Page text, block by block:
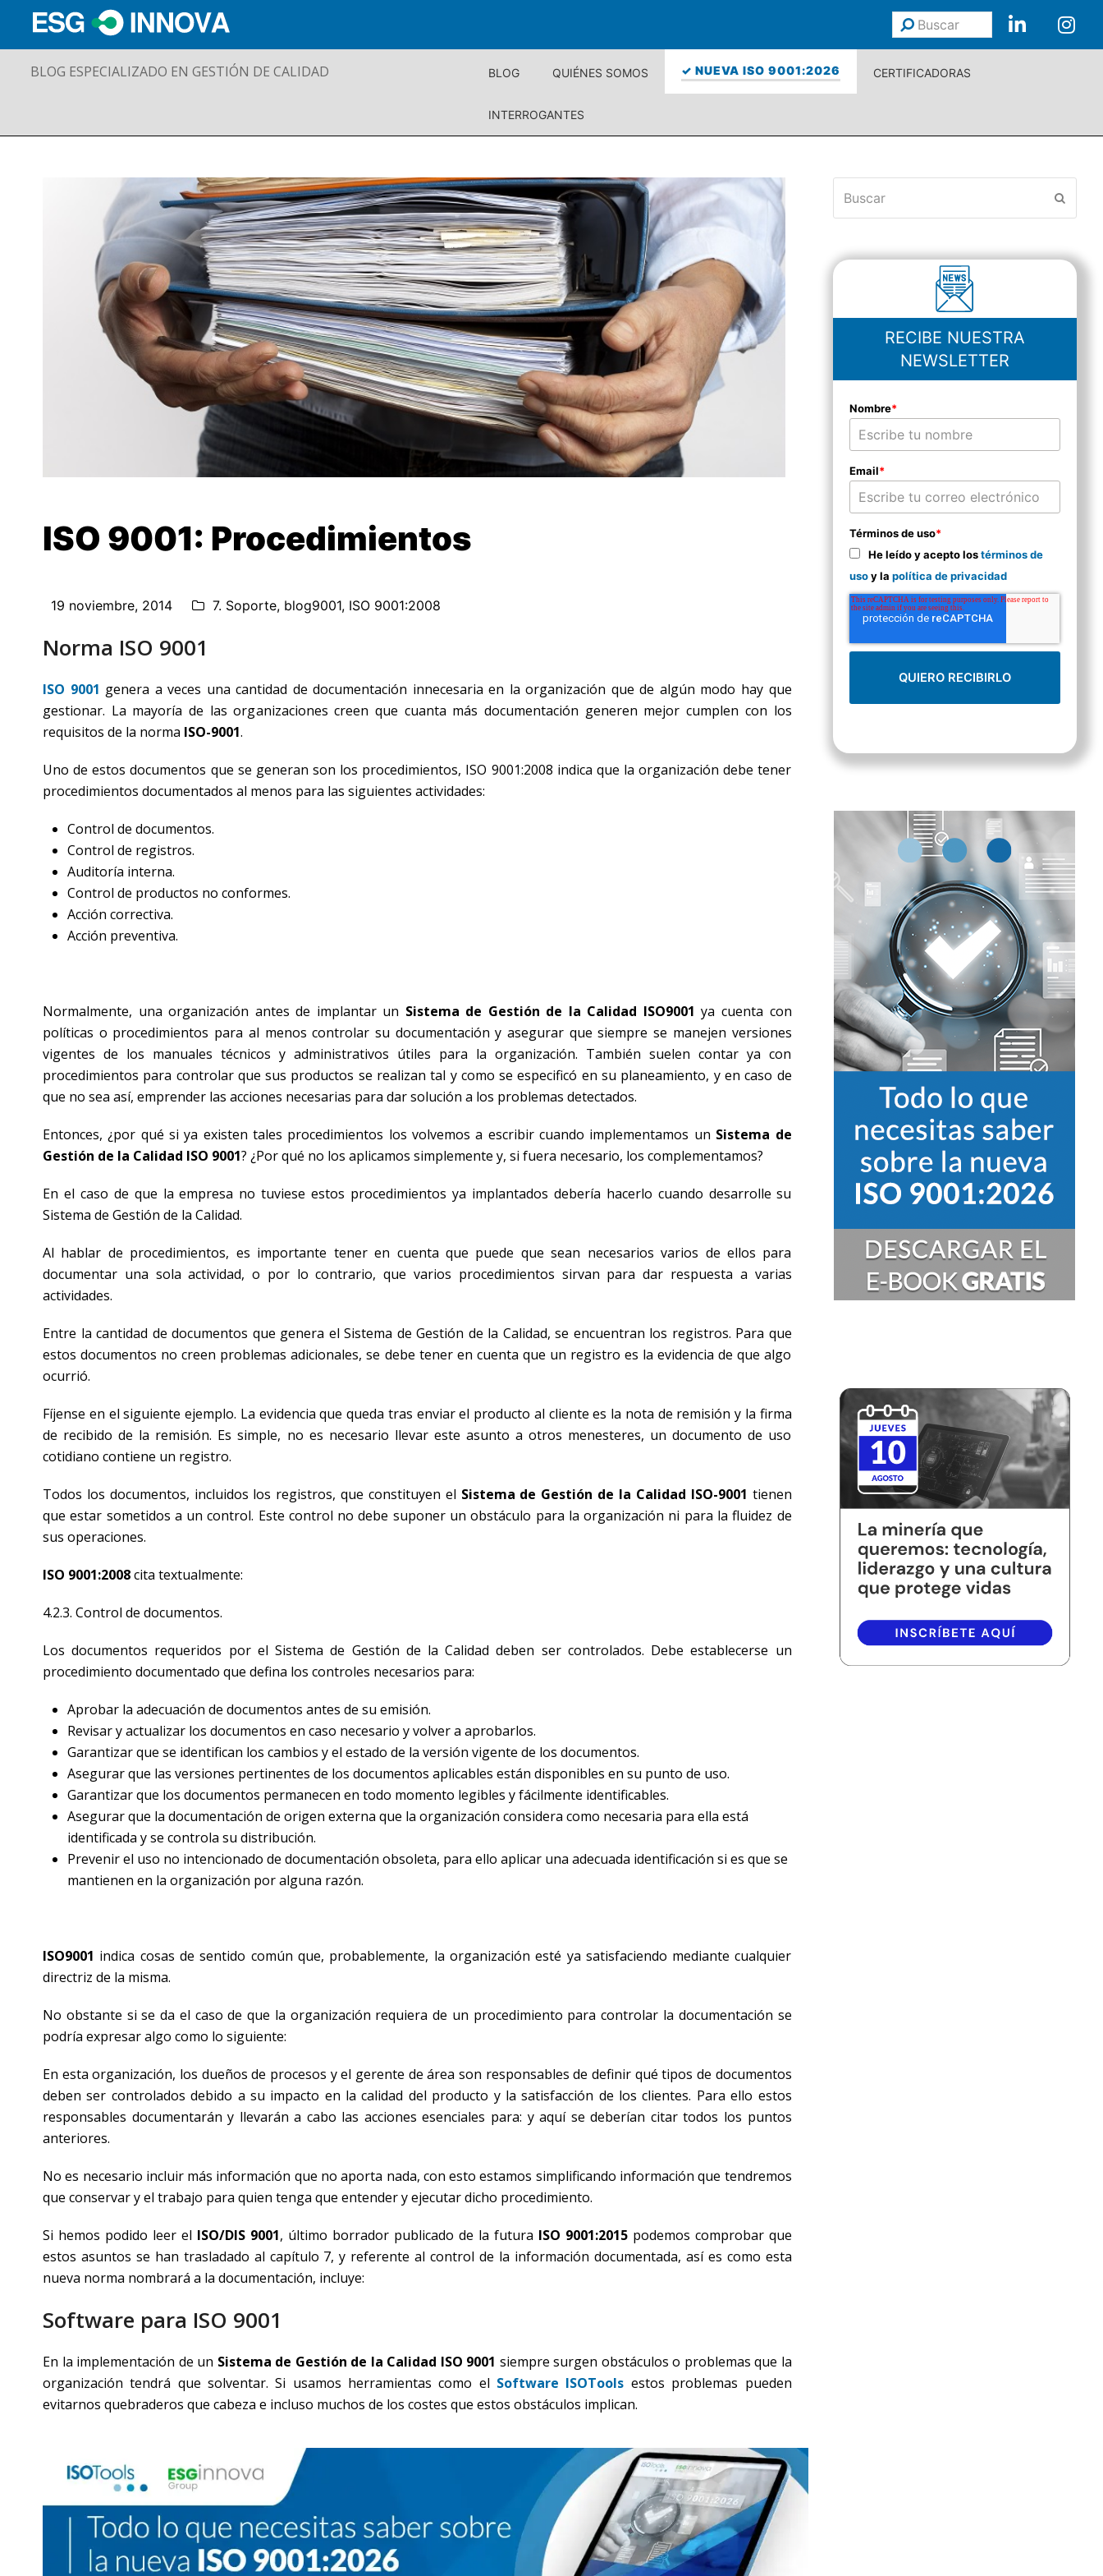
Buscar
BLOG ESPECIALIZADO EN GESTIÓN DE CALIDAD BLOG QUIÉNES SOMOS ✓ NUEVA ISO 9001:2026 CERTIFICADORAS
INTERROGANTES
ISO 9001: Procedimientos
19 noviembre, 2014 7. Soporte, blog9001, ISO 9001:2008
Norma ISO 9001
ISO 9001 genera a veces una cantidad de documentación innecesaria en la organización que de algún modo hay que
gestionar. La mayoría de las organizaciones creen que cuanta más documentación generen mejor cumplen con los
requisitos de la norma ISO-9001.
Uno de estos documentos que se generan son los procedimientos, ISO 9001:2008 indica que la organización debe tener
procedimientos documentados al menos para las siguientes actividades:
Control de documentos.
Control de registros.
Auditoría interna.
Control de productos no conformes.
Acción correctiva.
Acción preventiva.
Normalmente, una organización antes de implantar un Sistema de Gestión de la Calidad ISO9001 ya cuenta con
políticas o procedimientos para al menos controlar su documentación y asegurar que siempre se manejen versiones
vigentes de los manuales técnicos y administrativos útiles para la organización. También suelen contar ya con
procedimientos para controlar que sus productos se realizan tal y como se especificó en su planeamiento, y en caso de
que no sea así, emprender las acciones necesarias para dar solución a los problemas detectados.
Entonces, ¿por qué si ya existen tales procedimientos los volvemos a escribir cuando implementamos un Sistema de
Gestión de la Calidad ISO 9001? ¿Por qué no los aplicamos simplemente y, si fuera necesario, los complementamos?
En el caso de que la empresa no tuviese estos procedimientos ya implantados debería hacerlo cuando desarrolle su
Sistema de Gestión de la Calidad.
Al hablar de procedimientos, es importante tener en cuenta que puede que sean necesarios varios de ellos para
documentar una sola actividad, o por lo contrario, que varios procedimientos sirvan para dar respuesta a varias
actividades.
Entre la cantidad de documentos que genera el Sistema de Gestión de la Calidad, se encuentran los registros. Para que
estos documentos no creen problemas adicionales, se debe tener en cuenta que un registro es la evidencia de que algo
ocurrió.
Fíjense en el siguiente ejemplo. La evidencia que queda tras enviar el producto al cliente es la nota de remisión y la firma
de recibido de la remisión. Es simple, no es necesario llevar este asunto a otros menesteres, un documento de uso
cotidiano contiene un registro.
Todos los documentos, incluidos los registros, que constituyen el Sistema de Gestión de la Calidad ISO-9001 tienen
que estar sometidos a un control. Este control no debe suponer un obstáculo para la organización ni para la fluidez de
sus operaciones.
ISO 9001:2008cita textualmente:
4.2.3. Control de documentos.
Los documentos requeridos por el Sistema de Gestión de la Calidad deben ser controlados. Debe establecerse un
procedimiento documentado que defina los controles necesarios para:
Aprobar la adecuación de documentos antes de su emisión.
Revisar y actualizar los documentos en caso necesario y volver a aprobarlos.
Garantizar que se identifican los cambios y el estado de la versión vigente de los documentos.
Asegurar que las versiones pertinentes de los documentos aplicables están disponibles en su punto de uso.
Garantizar que los documentos permanecen en todo momento legibles y fácilmente identificables.
Asegurar que la documentación de origen externa que la organización considera como necesaria para ella está
identificada y se controla su distribución.
Prevenir el uso no intencionado de documentación obsoleta, para ello aplicar una adecuada identificación si es que se
mantienen en la organización por alguna razón.
ISO9001 indica cosas de sentido común que, probablemente, la organización esté ya satisfaciendo mediante cualquier
directriz de la misma.
No obstante si se da el caso de que la organización requiera de un procedimiento para controlar la documentación se
podría expresar algo como lo siguiente:
En esta organización, los dueños de procesos y el gerente de área son responsables de definir qué tipos de documentos
deben ser controlados debido a su impacto en la calidad del producto y la satisfacción de los clientes. Para ello estos
responsables documentarán y llevarán a cabo las acciones esenciales para: y aquí se deberían citar todos los puntos
anteriores.
No es necesario incluir más información que no aporta nada, con esto estamos simplificando información que tendremos
que conservar y el trabajo para quien tenga que entender y ejecutar dicho procedimiento.
Si hemos podido leer el ISO/DIS 9001, último borrador publicado de la futura ISO 9001:2015podemos comprobar que
estos asuntos se han trasladado al capítulo 7, y referente al control de la información documentada, así es como esta
nueva norma nombrará a la documentación, incluye:
Software para ISO 9001
En la implementación de un Sistema de Gestión de la Calidad ISO 9001 siempre surgen obstáculos o problemas que la
organización tendrá que solventar. Si usamos herramientas como el Software ISOTools estos problemas pueden
evitarnos quebraderos que cabeza e incluso muchos de los costes que estos obstáculos implican.
RECIBE NUESTRA
NEWSLETTER
Nombre*
Email*
Términos de uso*
He leído y acepto lostérminos de
usoy la política de privacidad